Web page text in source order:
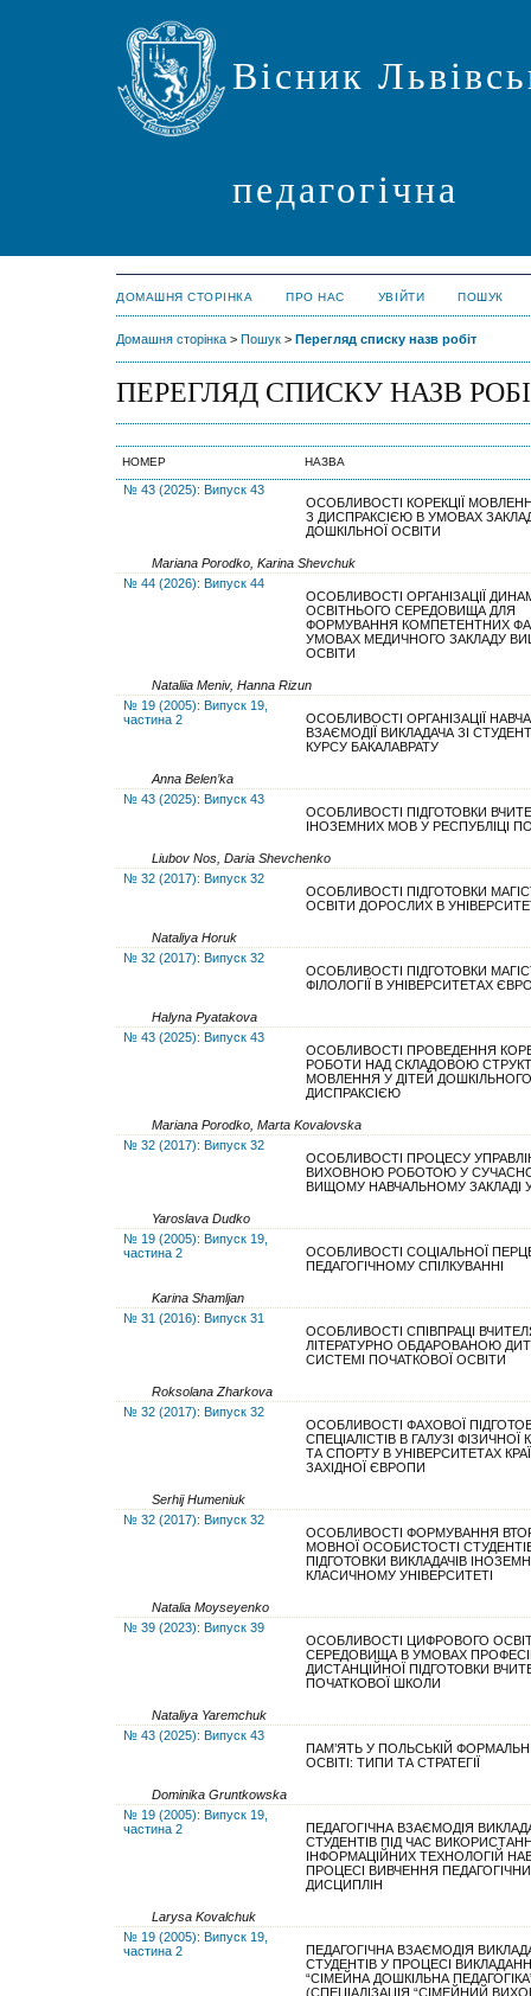
Вісник
педагогічна
ДОМАШНЯ СТОРІНКА ПРО НАС УВІЙТИ ПОШУК
Домашня сторінка > Пошук > Перегляд списку назв робіт
ПЕРЕГЛЯД СПИСКУ НАЗВ
НОМЕР НАЗВА
№ 43 (2025): Випуск 43
ОСОБЛИВОСТІ КОРЕКЦІЇ
З ДИСПРАКСІЄЮ В УМОВАХ
ДОШКІЛЬНОЇ ОСВІТИ
Mariana Porodko, Karina Shevchuk
№ 44 (2026): Випуск 44
ОСОБЛИВОСТІ ОРГАНІЗАЦІЇ
ОСВІТНЬОГО СЕРЕДОВИЩА ДЛЯ
ФОРМУВАННЯ КОМПЕТЕНТНИХ
УМОВАХ МЕДИЧНОГО ЗАКЛАДУ
ОСВІТИ
Nataliia Meniv, Hanna Rizun
№ 19 (2005): Випуск 19,
частина 2
ОСОБЛИВОСТІ ОРГАНІЗАЦІЇ
ВЗАЄМОДІЇ ВИКЛАДАЧА ЗІ
КУРСУ БАКАЛАВРАТУ
Anna Belen’ka
№ 43 (2025): Випуск 43
ОСОБЛИВОСТІ ПІДГОТОВКИ
ІНОЗЕМНИХ МОВ У РЕСПУБЛІЦІ
Liubov Nos, Daria Shevchenko
№ 32 (2017): Випуск 32
ОСОБЛИВОСТІ ПІДГОТОВКИ
ОСВІТИ ДОРОСЛИХ В
Nataliya Horuk
№ 32 (2017): Випуск 32
ОСОБЛИВОСТІ ПІДГОТОВКИ
ФІЛОЛОГІЇ В УНІВЕРСИТЕТАХ
Halyna Pyatakova
№ 43 (2025): Випуск 43
ОСОБЛИВОСТІ ПРОВЕДЕННЯ
РОБОТИ НАД СКЛАДОВОЮ
МОВЛЕННЯ У ДІТЕЙ ДОШКІЛЬНОГО
ДИСПРАКСІЄЮ
Mariana Porodko, Marta Kovalovska
№ 32 (2017): Випуск 32
ОСОБЛИВОСТІ ПРОЦЕСУ
ВИХОВНОЮ РОБОТОЮ У
ВИЩОМУ НАВЧАЛЬНОМУ ЗАКЛАДІ
Yaroslava Dudko
№ 19 (2005): Випуск 19,
частина 2
ОСОБЛИВОСТІ СОЦІАЛЬНОЇ
ПЕДАГОГІЧНОМУ СПІЛКУВАННІ
Karina Shamljan
№ 31 (2016): Випуск 31
ОСОБЛИВОСТІ СПІВПРАЦІ
ЛІТЕРАТУРНО ОБДАРОВАНОЮ
СИСТЕМІ ПОЧАТКОВОЇ ОСВІТИ
Roksolana Zharkova
№ 32 (2017): Випуск 32
ОСОБЛИВОСТІ ФАХОВОЇ
СПЕЦІАЛІСТІВ В ГАЛУЗІ ФІЗИЧНОЇ
ТА СПОРТУ В УНІВЕРСИТЕТАХ
ЗАХІДНОЇ ЄВРОПИ
Serhij Humeniuk
№ 32 (2017): Випуск 32
ОСОБЛИВОСТІ ФОРМУВАННЯ
МОВНОЇ ОСОБИСТОСТІ
ПІДГОТОВКИ ВИКЛАДАЧІВ
КЛАСИЧНОМУ УНІВЕРСИТЕТІ
Natalia Moyseyenko
№ 39 (2023): Випуск 39
ОСОБЛИВОСТІ ЦИФРОВОГО
СЕРЕДОВИЩА В УМОВАХ
ДИСТАНЦІЙНОЇ ПІДГОТОВКИ
ПОЧАТКОВОЇ ШКОЛИ
Nataliya Yaremchuk
№ 43 (2025): Випуск 43
ПАМ’ЯТЬ У ПОЛЬСЬКІЙ
ОСВІТІ: ТИПИ ТА СТРАТЕГІЇ
Dominika Gruntkowska
№ 19 (2005): Випуск 19,
частина 2
ПЕДАГОГІЧНА ВЗАЄМОДІЯ
СТУДЕНТІВ ПІД ЧАС
ІНФОРМАЦІЙНИХ ТЕХНОЛОГІЙ
ПРОЦЕСІ ВИВЧЕННЯ
ДИСЦИПЛІН
Larysa Kovalchuk
№ 19 (2005): Випуск 19,
частина 2
ПЕДАГОГІЧНА ВЗАЄМОДІЯ
СТУДЕНТІВ У ПРОЦЕСІ
“СІМЕЙНА ДОШКІЛЬНА
(СПЕЦІАЛІЗАЦІЯ “СІМЕЙНИЙ